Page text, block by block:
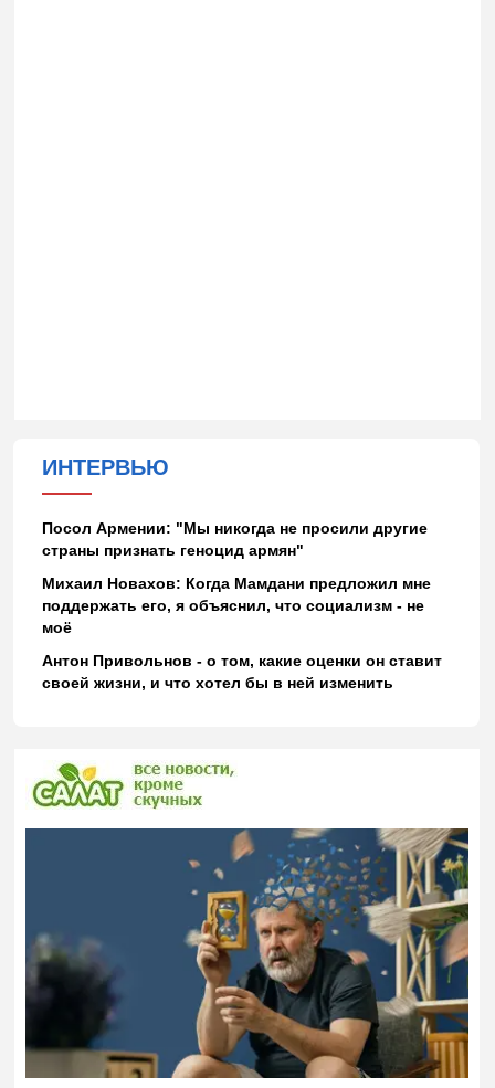
ИНТЕРВЬЮ
Посол Армении: "Мы никогда не просили другие
страны признать геноцид армян"
Михаил Новахов: Когда Мамдани предложил мне
поддержать его, я объяснил, что социализм - не
моё
Антон Привольнов - о том, какие оценки он ставит
своей жизни, и что хотел бы в ней изменить